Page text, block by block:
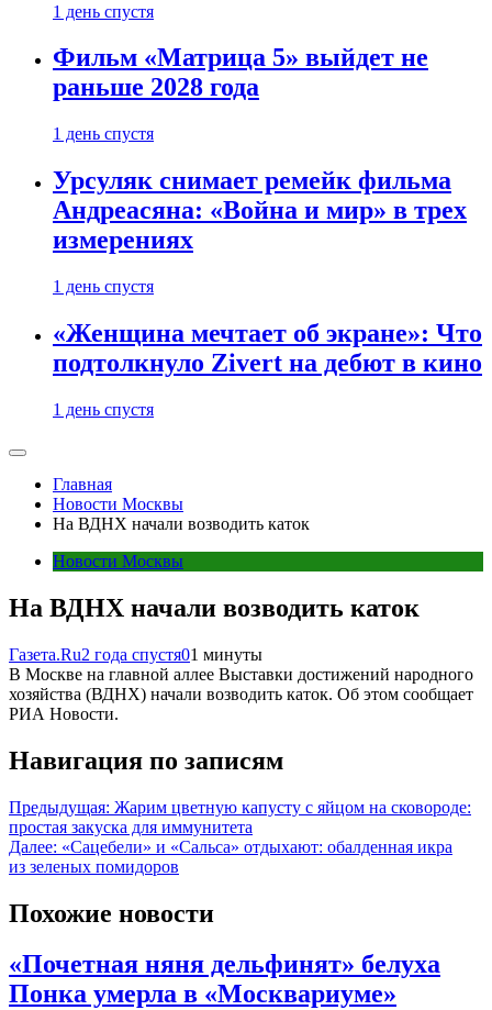
1 день спустя
Фильм «Матрица 5» выйдет не
раньше 2028 года
1 день спустя
Урсуляк снимает ремейк фильма
Андреасяна: «Война и мир» в трех
измерениях
1 день спустя
«Женщина мечтает об экране»: Что
подтолкнуло Zivert на дебют в кино
1 день спустя
Главная
Новости Москвы
На ВДНХ начали возводить каток
Новости Москвы
На ВДНХ начали возводить каток
Газета.Ru2 года спустя01 минуты
В Москве на главной аллее Выставки достижений народного
хозяйства (ВДНХ) начали возводить каток. Об этом сообщает
РИА Новости.
Навигация по записям
Предыдущая: Жарим цветную капусту с яйцом на сковороде:
простая закуска для иммунитета
Далее: «Сацебели» и «Сальса» отдыхают: обалденная икра
из зеленых помидоров
Похожие новости
«Почетная няня дельфинят» белуха
Понка умерла в «Москвариуме»